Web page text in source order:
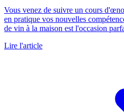
Vous venez de suivre un cours
en pratique vos nouvelles
de vin à la maison est l'occasion
Lire l'article